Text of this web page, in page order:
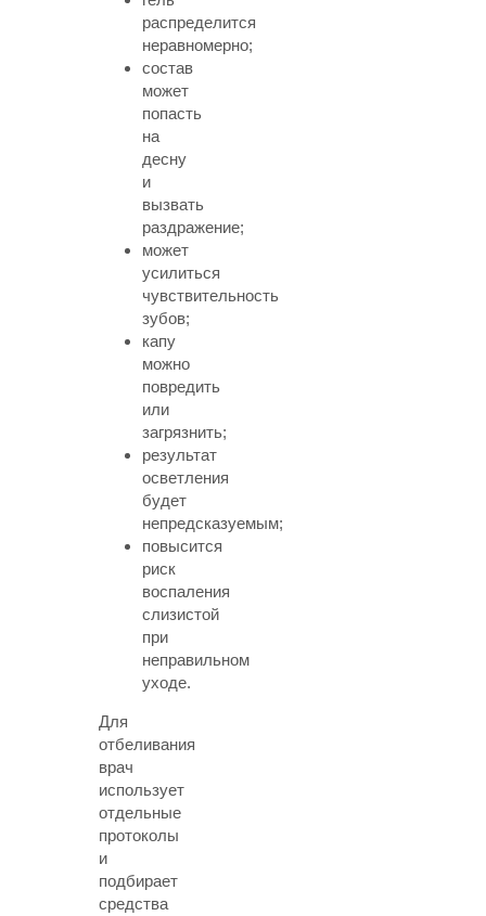
распределится
неравномерно;
состав
может
попасть
на
десну
и
вызвать
раздражение;
может
усилиться
чувствительность
зубов;
капу
можно
повредить
или
загрязнить;
результат
осветления
будет
непредсказуемым;
повысится
риск
воспаления
слизистой
при
неправильном
уходе.
Для
отбеливания
врач
использует
отдельные
протоколы
и
подбирает
средства